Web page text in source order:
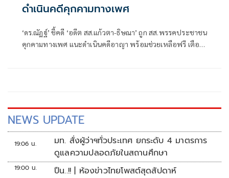
ดำเนินคดีคุกคามทางเพศ
‘ดร.ณัฏฐ์’ ชี้คดี ‘อดีต สส.แก้วตา-ธิษณา’ ถูก สส.พรรคประชาชน
คุกคามทางเพศ แนะดำเนินคดีอาญา พร้อมช่วยเหลือฟรี เตือน
NEWS UPDATE
19:06 น.
มท. สั่งผู้ว่าฯทั่วประเทศ ยกระดับ 4 มาตรการ
ดูแลความปลอดภัยในสถานศึกษา
19:00 น. ปืน..!! | ห้องข่าวไทยโพสต์สุดสัปดาห์